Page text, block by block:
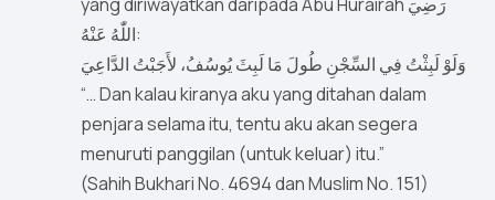
اللّٰهُ عَنْهُ:
وَلَوْ لَبِثْتُ فِي السِّجْنِ طُولَ مَا لَبِثَ يُوسُفُ، لأَجَبْتُ الدَّاعِيَ
“… Dan kalau kiranya aku yang ditahan dalam
penjara selama itu, tentu aku akan segera
menuruti panggilan (untuk keluar) itu.”
(Sahih Bukhari No. 4694 dan Muslim No. 151)